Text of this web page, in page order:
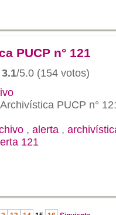
PUCP n° 121
/5.0 (154 votos)
PUCP n°
, alerta ,
121